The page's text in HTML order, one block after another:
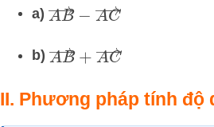
a) AB→ −AC
b) AB→+AC
II. Phương pháp tính độ